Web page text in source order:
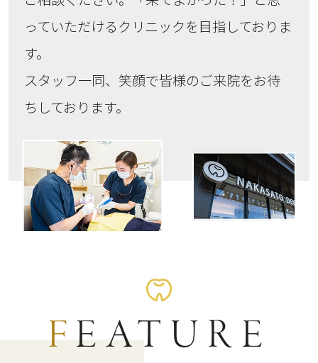
っていただけるクリニックを目指しておりま
す。
スタッフ一同、笑顔で皆様のご来院をお待
ちしております。
FEATURE